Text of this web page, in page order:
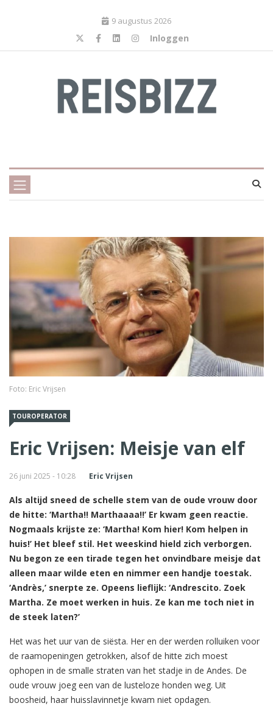
9 augustus 2026
Inloggen
Foto: Eric Vrijsen
TOUROPERATOR
Eric Vrijsen: Meisje van elf
26 juni 2025 - 10:28 Eric Vrijsen
Als altijd sneed de schelle stem van de oude vrouw door
de hitte: ‘Martha!! Marthaaaa!!’ Er kwam geen reactie.
Nogmaals krijste ze: ‘Martha! Kom hier! Kom helpen in
huis!’ Het bleef stil. Het weeskind hield zich verborgen.
Nu begon ze een tirade tegen het onvindbare meisje dat
alleen maar wilde eten en nimmer een handje toestak.
‘Andrès,’ snerpte ze. Opeens lieflijk: ‘Andrescito. Zoek
Martha. Ze moet werken in huis. Ze kan me toch niet in
de steek laten?’
Het was het uur van de siësta. Her en der werden rolluiken voor
de raamopeningen getrokken, alsof de hitte zich moest
ophopen in de smalle straten van het stadje in de Andes. De
oude vrouw joeg een van de lusteloze honden weg. Uit
boosheid, haar huisslavinnetje kwam niet opdagen.